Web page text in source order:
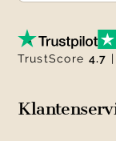
TrustScore 4.7